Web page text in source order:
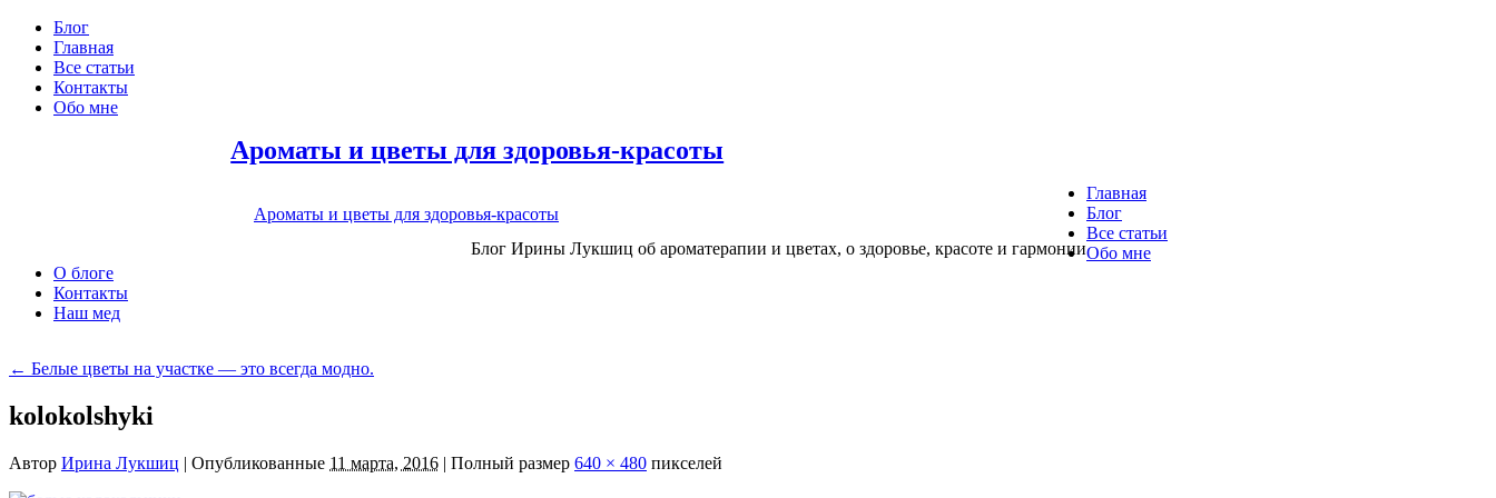
Блог
Главная
Все статьи
Контакты
Обо мне
Ароматы и цветы для здоровья-красоты
Ароматы и цветы для здоровья-красоты
Блог Ирины Лукшиц об ароматерапии и цветах, о здоровье, красоте и гармонии
Главная
Блог
Все статьи
Обо мне
О блоге
Контакты
Наш мед
← Белые цветы на участке — это всегда модно.
kolokolshyki
Автор Ирина Лукшиц | Опубликованные 11 марта, 2016 | Полный размер 640 × 480 пикселей